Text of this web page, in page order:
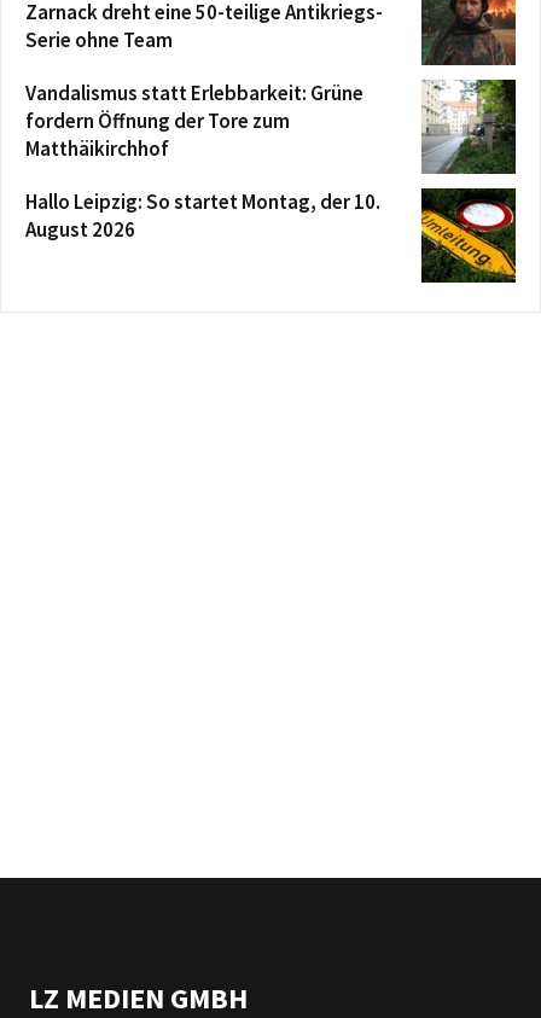
Zarnack dreht eine 50-teilige Antikriegs-
Serie ohne Team
Vandalismus statt Erlebbarkeit: Grüne
fordern Öffnung der Tore zum
Matthäikirchhof
Hallo Leipzig: So startet Montag, der 10.
August 2026
LZ MEDIEN GMBH